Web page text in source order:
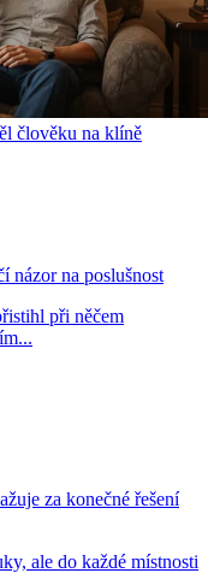
člověku na klíně
názor na poslušnost
při něčem
za konečné řešení
ale do každé místnosti